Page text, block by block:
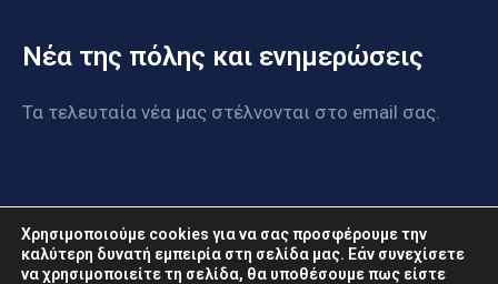
Νέα της πόλης και ενημερώσεις
Τα τελευταία νέα μας στέλνονται στο email σας.
Χρησιμοποιούμε cookies για να σας προσφέρουμε την
καλύτερη δυνατή εμπειρία στη σελίδα μας. Εάν συνεχίσετε
να χρησιμοποιείτε τη σελίδα, θα υποθέσουμε πως είστε